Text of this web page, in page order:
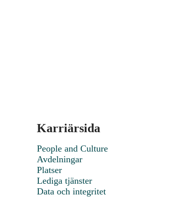
Karriärsida
People and Culture
Avdelningar
Platser
Lediga tjänster
Data och integritet